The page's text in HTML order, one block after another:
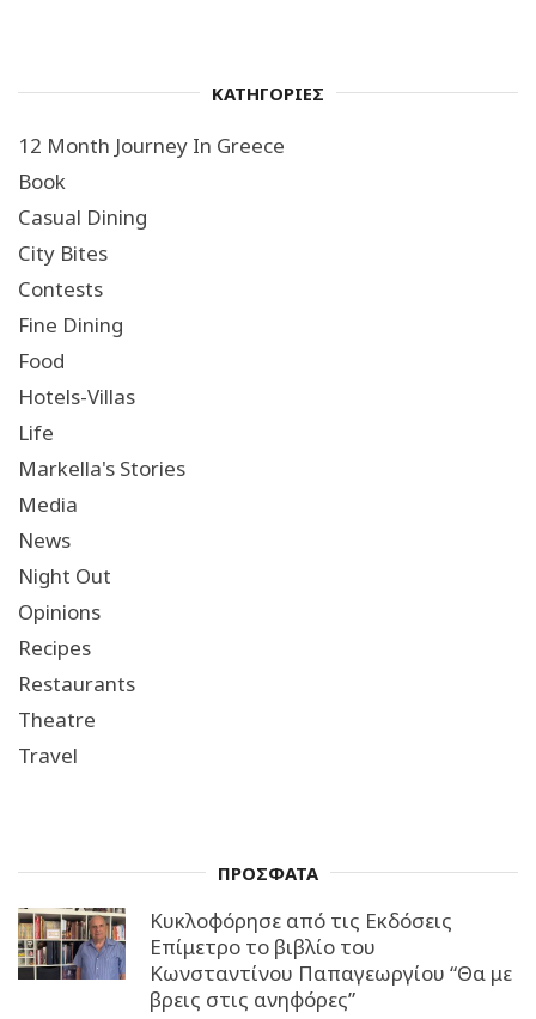
ΚΑΤΗΓΟΡΙΕΣ
12 Month Journey In Greece
Book
Casual Dining
City Bites
Contests
Fine Dining
Food
Hotels-Villas
Life
Markella's Stories
Media
News
Night Out
Opinions
Recipes
Restaurants
Theatre
Travel
ΠΡΟΣΦΑΤΑ
Κυκλοφόρησε από τις Εκδόσεις
Επίμετρο το βιβλίο του
Κωνσταντίνου Παπαγεωργίου “Θα με
βρεις στις ανηφόρες”